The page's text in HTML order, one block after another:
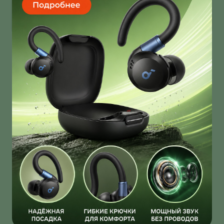
Infinix Note 60 Ultra получил дизайн от Pininfarina!
И это далеко не единственная фича новинки!
О нас
Ответы на вопросы
Персональные данные
Контакты
Оплата, доставка и возврат товара
Оферта
Политика конфиденциальности